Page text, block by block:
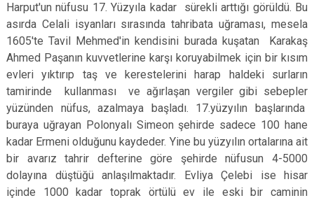
Harput'un nüfusu 17. Yüzyıla kadar sürekli arttığı görüldü. Bu
asırda Celali isyanları sırasında tahribata uğraması, mesela
1605'te Tavil Mehmed'in kendisini burada kuşatan Karakaş
Ahmed Paşanın kuvvetlerine karşı koruyabilmek için bir kısım
evleri yıktırıp taş ve kerestelerini harap haldeki surların
tamirinde kullanması ve ağırlaşan vergiler gibi sebepler
yüzünden nüfus, azalmaya başladı. 17.yüzyılın başlarında
buraya uğrayan Polonyalı Simeon şehirde sadece 100 hane
kadar Ermeni olduğunu kaydeder. Yine bu yüzyılın ortalarına ait
bir avarız tahrir defterine göre şehirde nüfusun 4-5000
dolayına düştüğü anlaşılmaktadır. Evliya Çelebi ise hisar
içinde 1000 kadar toprak örtülü ev ile eski bir caminin